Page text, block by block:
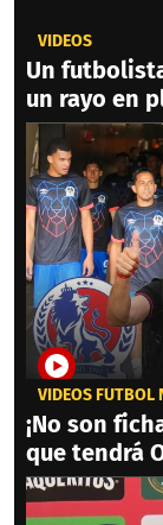
VIDEOS
Un
un rayo en
VIDEOS FÚTBOL
¡No son
que tendrá